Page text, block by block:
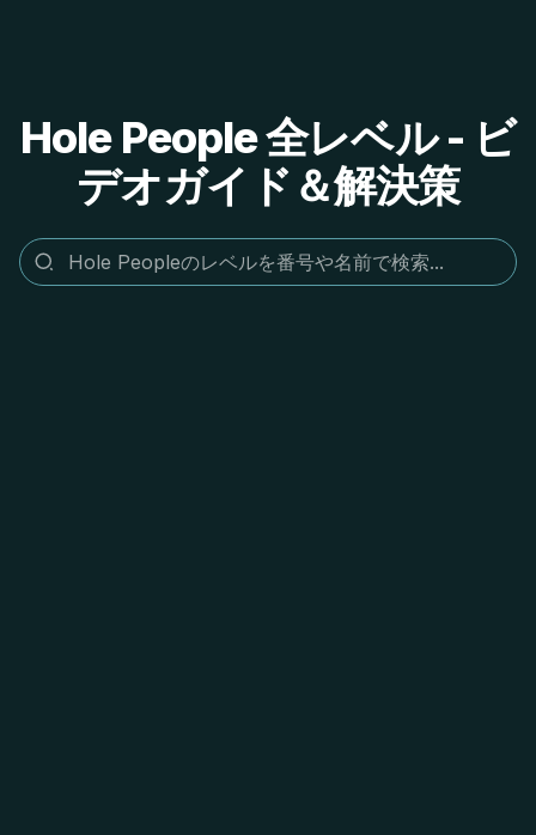
Hole People 全レベル - ビ
デオガイド＆解決策